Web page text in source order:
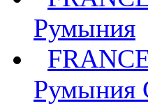
Румыния
Румыния